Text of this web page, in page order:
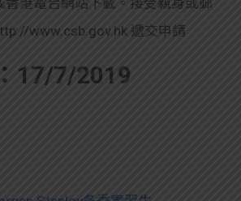
香港電台網站下載。接受親身或郵
www.csb.gov.hk 遞交申請
17/7/2019